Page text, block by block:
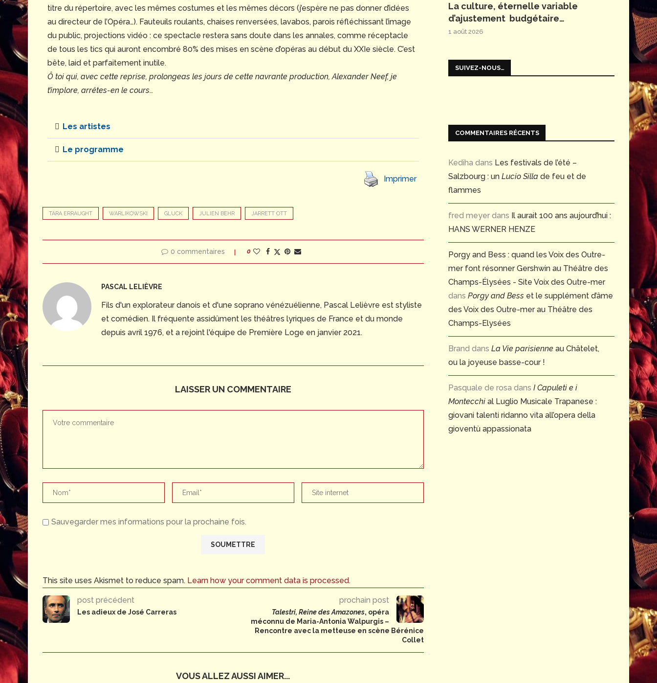
titre du répertoire, avec les mêmes costumes et les mêmes décors (j’espère ne pas donner d’idées
au directeur de l’Opéra…). Fauteuils roulants, chaises renversées, lavabos, parois réfléchissant l’image
du public, projections vidéo : ce spectacle restera sans doute dans les annales, comme réceptacle
de tous les tics qui auront encombré 80% des mises en scène d’opéras au début du XXIe siècle. C’est
bête, laid et parfaitement inutile.
Ô toi qui, avec cette reprise, prolongeas les jours de cette navrante production, Alexander Neef, je
t’implore, arrêtes-en le cours…
Les artistes
Le programme
Imprimer
TARA ERRAUGHT WARLIKOWSKI GLUCK JULIEN BEHR JARRETT OTT
0 commentaires 0
PASCAL LELIÈVRE
Fils d'un explorateur danois et d'une soprano vénézuélienne, Pascal Lelièvre est styliste
et comédien. Il fréquente assidûment les théâtres lyriques de France et du monde
depuis avril 1976, et a rejoint l'équipe de Première Loge en janvier 2021.
LAISSER UN COMMENTAIRE
Sauvegarder mes informations pour la prochaine fois.
This site uses Akismet to reduce spam. Learn how your comment data is processed.
post précédent
Les adieux de José Carreras
prochain post
Talestri, Reine des Amazones, opéra
méconnu de Maria-Antonia Walpurgis –
Rencontre avec la metteuse en scène Bérénice
Collet
VOUS ALLEZ AUSSI AIMER...
La culture, éternelle variable
d’ajustement budgétaire…
1 août 2026
SUIVEZ-NOUS…
COMMENTAIRES RÉCENTS
Kediha dans Les festivals de l’été –
Salzbourg : un Lucio Silla de feu et de
flammes
fred meyer dans Il aurait 100 ans aujourd’hui :
HANS WERNER HENZE
Porgy and Bess : quand les Voix des Outre-
mer font résonner Gershwin au Théâtre des
Champs-Élysées - Site Voix des Outre-mer
dans Porgy and Bess et le supplément d’âme
des Voix des Outre-mer au Théâtre des
Champs-Elysées
Brand dans La Vie parisienne au Châtelet,
ou la joyeuse basse-cour !
Pasquale de rosa dans I Capuleti e i
Montecchi al Luglio Musicale Trapanese :
giovani talenti ridanno vita all’opera della
gioventù appassionata